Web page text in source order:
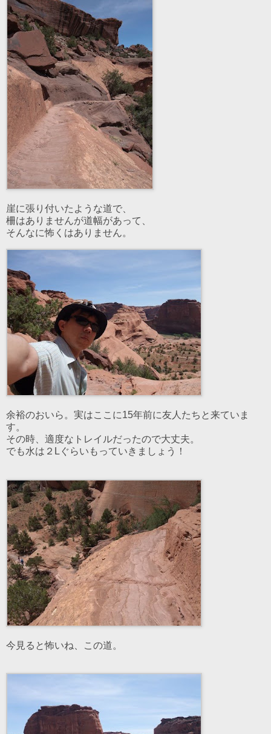
崖に張り付いたような道で、
柵はありませんが道幅があって、
そんなに怖くはありません。
余裕のおいら。実はここに15年前に友人たちと来ていま
す。
その時、適度なトレイルだったので大丈夫。
でも水は２Lぐらいもっていきましょう！
今見ると怖いね、この道。